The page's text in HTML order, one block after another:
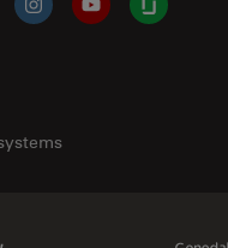
InstagramYouTubeGlassdoor